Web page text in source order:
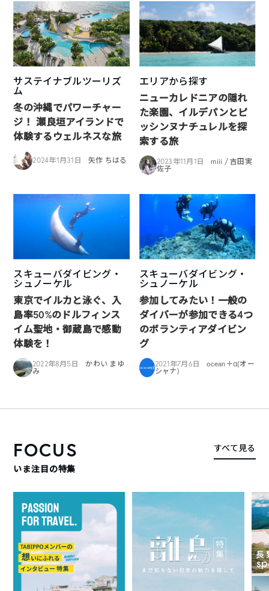
サステイナブルツーリズ
ム
冬の沖縄でパワーチャー
ジ！ 瀬良垣アイランドで
体験するウェルネスな旅
2024年1月31日 矢作 ちはる
エリアから探す
ニューカレドニアの隠れ
た楽園、イルデパンとピ
ッシンヌナチュレルを探
索する旅
2023年11月1日
miii / 吉田実
佐子
スキューバダイビング・
シュノーケル
東京でイルカと泳ぐ、入
島率50%のドルフィンス
イム聖地・御蔵島で感動
体験を！
2022年8月5日
かわい まゆ
み
スキューバダイビング・
シュノーケル
参加してみたい！一般の
ダイバーが参加できる4つ
のボランティアダイビン
グ
2021年7月6日
ocean＋α(オー
シャナ)
FOCUS
いま注目の特集
すべて見る